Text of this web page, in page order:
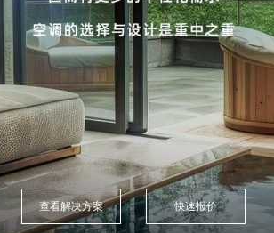
查看解决方案 快速报价